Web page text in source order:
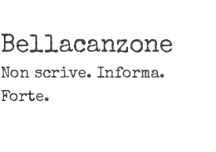
Bellacanzone
Non scrive. Informa.
Forte.